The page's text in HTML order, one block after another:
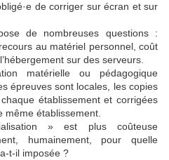
de corriger sur écran et sur
de nombreuses questions :
au matériel personnel, coût
sur des serveurs.
matérielle ou pédagogique
épreuves sont locales, les copies
établissement et corrigées
même établissement.
» est plus coûteuse
humainement, pour quelle
t-il imposée ?